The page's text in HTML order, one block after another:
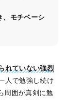
モチベーシ
れていない強烈
人で勉強し続け
周囲が真剣に勉